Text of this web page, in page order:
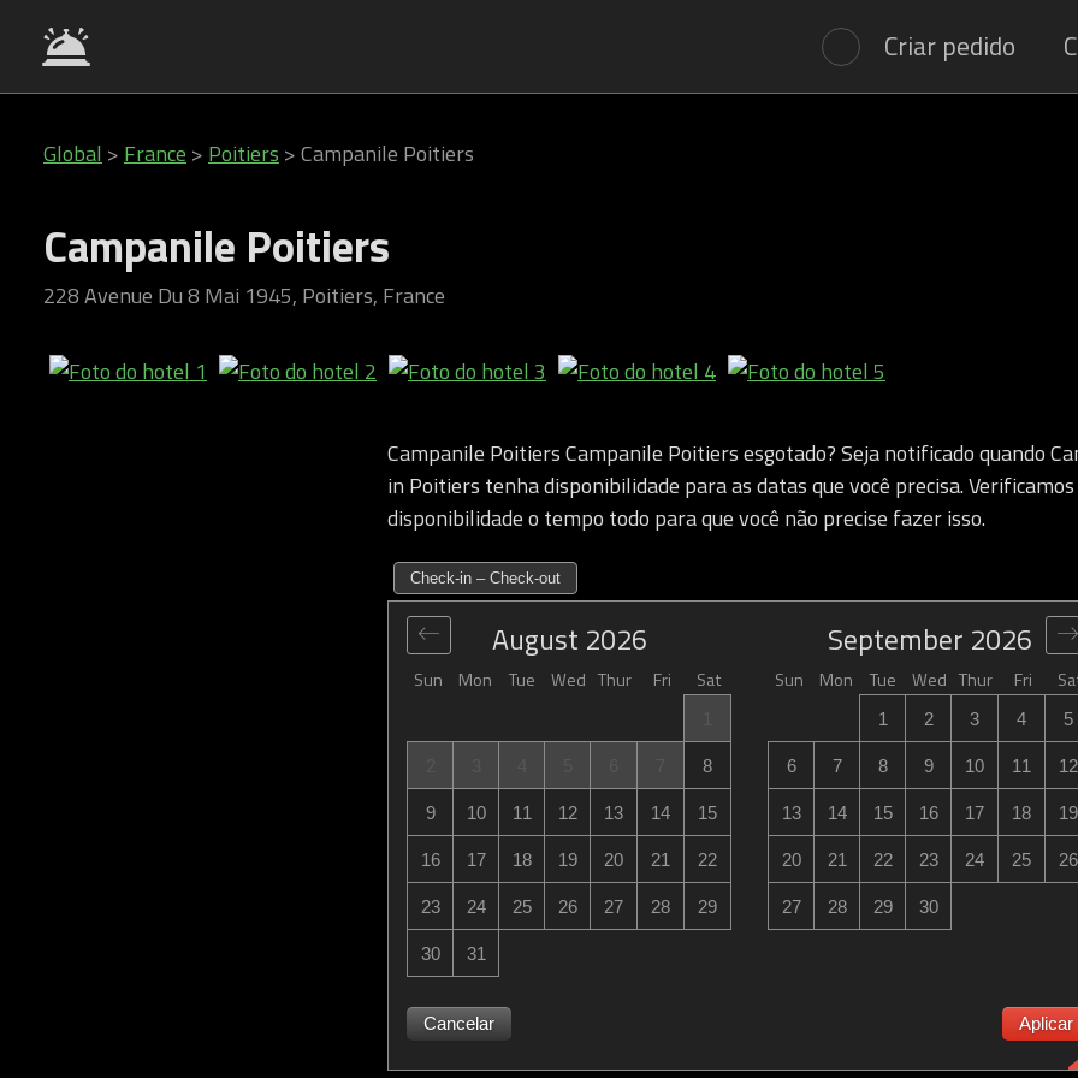
Criar pedido
Global > France > Poitiers >Campanile Poitiers
Campanile Poitiers
228 Avenue Du 8 Mai 1945, Poitiers, France
Campanile Poitiers Campanile Poitiers esgotado? Seja notificado quando
in Poitiers tenha disponibilidade para as datas que você precisa.
disponibilidade o tempo todo para que você não precise fazer isso.
Check-in – Check-out
Sun Mon Tue Wed Thur Fri Sat Sun Mon Tue Wed Thur Fri
August 2026
8
9 10 11 12 13 14 15
16 17 18 19 20 21 22
23 24 25 26 27 28 29
30 31
September 2026
1 2 3 4 5
6 7 8 9 10 11 12
13 14 15 16 17 18 19
20 21 22 23 24 25 26
27 28 29 30
Cancelar Aplicar